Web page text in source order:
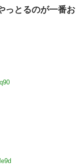
っとるのが一番お